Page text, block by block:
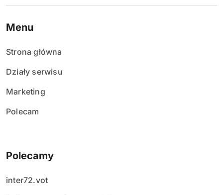
Menu
Strona główna
Działy serwisu
Marketing
Polecam
Polecamy
inter72.vot